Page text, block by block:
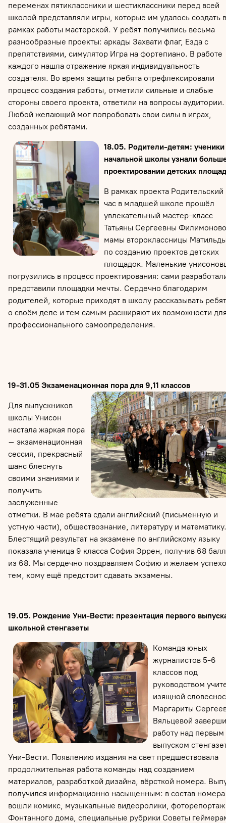
переменах пятиклассники и шестиклассники перед всей
школой представляли игры, которые им удалось создать в
рамках работы мастерской. У ребят получились весьма
разнообразные проекты: аркады Захвати флаг, Езда с
препятствиями, симулятор Игра на фортепиано. В работе
каждого нашла отражение яркая индивидуальность
создателя. Во время защиты ребята отрефлексировали
процесс создания работы, отметили сильные и слабые
стороны своего проекта, ответили на вопросы аудитории.
Любой желающий мог попробовать свои силы в играх,
созданных ребятами.
18.05. Родители-детям: ученики
начальной школы узнали
проектировании детских
В рамках проекта Родительский
час в младшей школе прошёл
увлекательный мастер-класс
Татьяны Сергеевны
мамы второклассницы
по созданию проектов детских
площадок. Маленькие
погрузились в процесс проектирования: сами
представили площадки мечты. Сердечно благодарим
родителей, которые приходят в школу рассказывать
о своём деле и тем самым расширяют их возможности
профессионального самоопределения.
19-31.05 Экзаменационная пора для 9,11 классов
Для выпускников
школы Унисон
настала жаркая пора
– экзаменационная
сессия, прекрасный
шанс блеснуть
своими знаниями и
получить
заслуженные
отметки. В мае ребята сдали английский (письменную и
устную части), обществознание, литературу и математику.
Блестящий результат на экзамене по английскому языку
показала ученица 9 класса София Эррен, получив 68
из 68. Мы сердечно поздравляем Софию и желаем
тем, кому ещё предстоит сдавать экзамены.
19.05. Рождение Уни-Вести: презентация первого
школьной стенгазеты
Команда юных
журналистов 5-6
классов под
руководством
изящной
Маргариты
Вяльцевой
работу над первым
выпуском
Уни-Вести. Появлению издания на свет предшествовала
продолжительная работа команды над созданием
материалов, разработкой дизайна, вёрсткой номера.
получился информационно насыщенным: в состав номера
вошли комикс, музыкальные видеоролики,
Фонтанного дома, специальные рубрики Советы